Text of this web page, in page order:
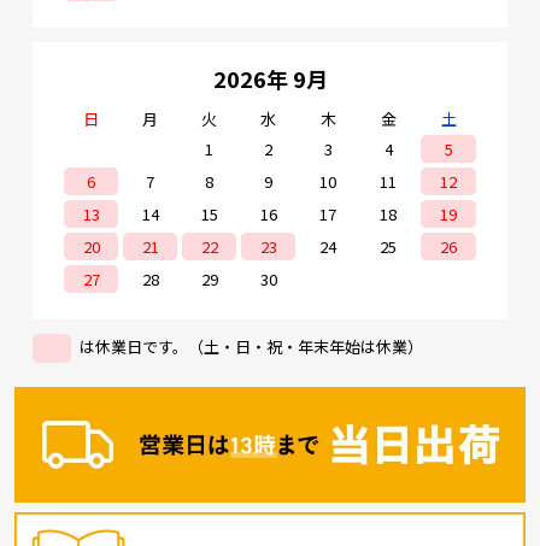
2026年 9月
日 月 火 水 木 金
土
1
2 3 4
5
6
7 8 9 10 11
12
13
14 15 16 17 18
19
20
21 22 23 24 25
26
27
28 29 30
は休業日です。（土・日・祝・年末年始は休業）